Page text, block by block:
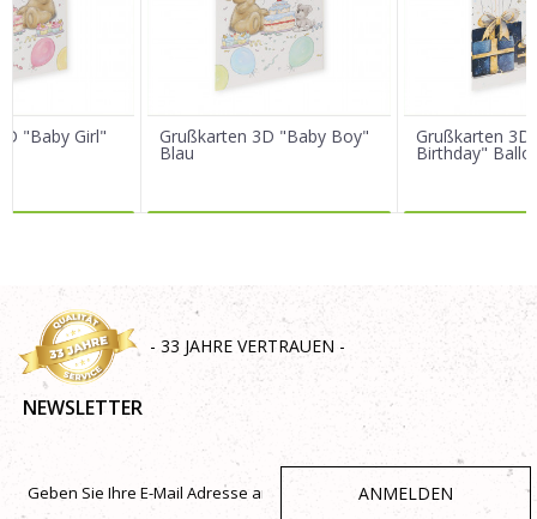
Nachricht
"Baby Girl" Grußkarten 3D "Baby Boy"
Blau
Grußkarten 3D
Birthday"
- 33 JAHRE VERTRAUEN -
NEWSLETTER
ANMELDEN